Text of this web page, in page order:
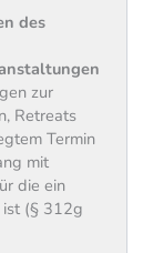
des
zur
Retreats
Termin
mit
die ein
ist (§ 312g